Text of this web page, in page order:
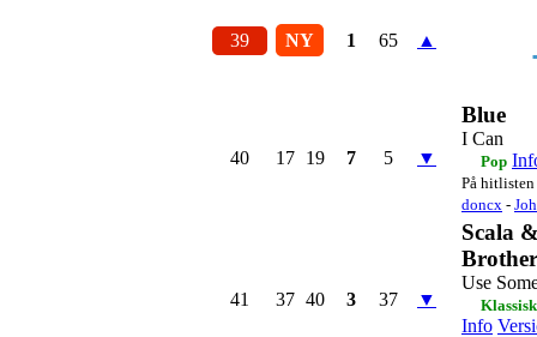
39 NY 1 65 ▲
40 17 19 7 5 ▼
Blue
I Can
Pop
På hitlisten
doncx -
41 37 40 3 37 ▼
Scala
Use
Info